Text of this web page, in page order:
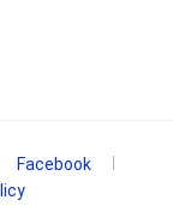
Facebook